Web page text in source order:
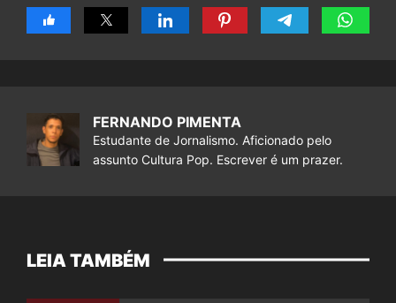
FERNANDO PIMENTA
Estudante de Jornalismo. Aficionado pelo
assunto Cultura Pop. Escrever é um prazer.
LEIA TAMBÉM